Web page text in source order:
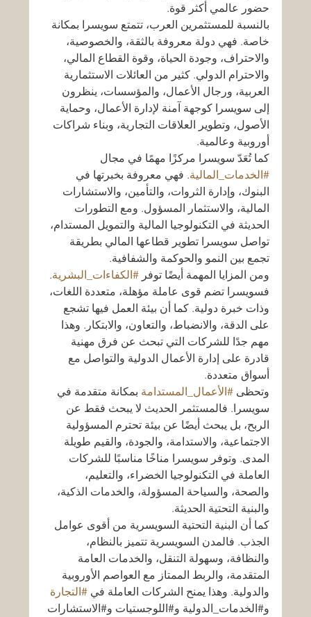
حضور عالمي أكثر قوة.
بالنسبة للمستثمرين العرب، تتمتع سويسرا بمكانة
خاصة. فهي دولة معروفة بالثقة، والخصوصية،
والاحتراف، وجودة الحياة، وقوة القطاع المالي،
والاحترام الدولي. كثير من العائلات الاستثمارية
العربية، ورجال الأعمال، والمؤسسات، ينظرون
إلى سويسرا كوجهة آمنة لإدارة الأعمال، وحماية
الأصول، وتطوير العلاقات التجارية، وبناء شراكات
أوروبية وعالمية.
كما تُعَدّ سويسرا مركزًا مهمًا في مجال
#الخدمات_المالية. فهي معروفة بخبرتها في
البنوك، وإدارة الثروات، والتأمين، والاستشارات
المالية، والاستثمار المسؤول. ومع التطورات
الحديثة في التكنولوجيا المالية والتمويل المستدام،
تواصل سويسرا تطوير قطاعها المالي بطريقة
تجمع بين النمو والحوكمة والشفافية.
ومن المزايا المهمة أيضًا توفر #الكفاءات_البشرية.
فسويسرا تضم قوى عاملة مؤهلة، متعددة اللغات،
وذات خبرة دولية. كما أن بيئة العمل فيها تشجع
على الدقة، والانضباط، والتعاون، والابتكار. وهذا
مهم جدًا للشركات التي تبحث عن فرق مهنية
قادرة على إدارة الأعمال الدولية والتواصل مع
أسواق متعددة.
وتحظى #الأعمال_المستدامة بمكانة متقدمة في
سويسرا. فالمستثمر الحديث لا يبحث فقط عن
الربح، بل يبحث أيضًا عن بيئة تحترم المسؤولية
الاجتماعية، والاستدامة، والجودة، والقيم طويلة
المدى. وتوفر سويسرا مناخًا مناسبًا للشركات
العاملة في التكنولوجيا الخضراء، والتعليم،
والصحة، والسياحة المسؤولة، والخدمات الذكية،
والبنية التحتية الحديثة.
كما أن البنية التحتية السويسرية من أقوى عوامل
الجذب. فالمدن السويسرية تتميز بالنظام،
والنظافة، وسهولة التنقل، والخدمات العامة
المتقدمة، والربط الممتاز مع العواصم الأوروبية
والدولية. وهذا يمنح الشركات العاملة في #التجارة
و#الخدمات_الدولية و#اللوجستيات و#الاستشارات